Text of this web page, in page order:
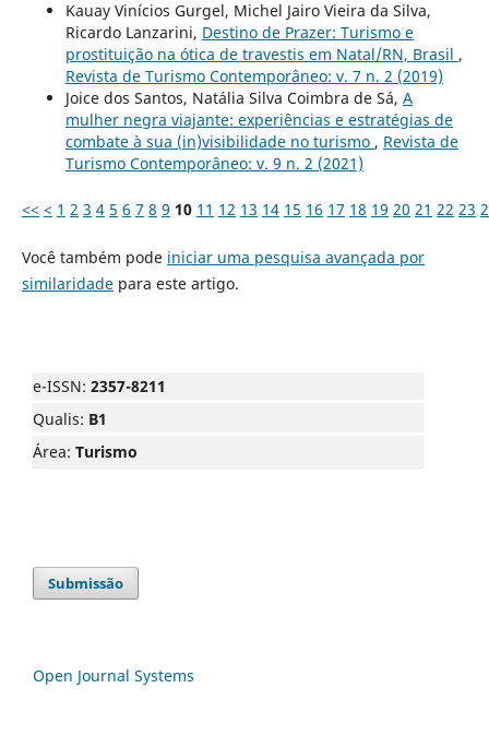
Kauay Vinícios Gurgel, Michel Jairo Vieira da Silva,
Ricardo Lanzarini, Destino de Prazer: Turismo e
prostituição na ótica de travestis em Natal/RN, Brasil ,
Revista de Turismo Contemporâneo: v. 7 n. 2 (2019)
Joice dos Santos, Natália Silva Coimbra de Sá, A
mulher negra viajante: experiências e estratégias de
combate à sua (in)visibilidade no turismo , Revista de
Turismo Contemporâneo: v. 9 n. 2 (2021)
<< < 1 2 3 4 5 6 7 8 9 10 11 12 13 14 15 16 17 18 19 20 21 22 23
Você também pode iniciar uma pesquisa avançada por
similaridadepara este artigo.
e-ISSN: 2357-8211
Qualis: B1
Área: Turismo
Submissão
Open Journal Systems